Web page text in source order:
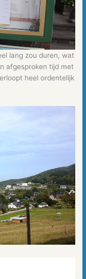
lang zou duren, wat
afgesproken tijd met
heel ordentelijk